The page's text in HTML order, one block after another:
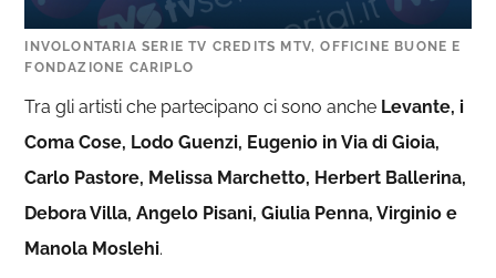
INVOLONTARIA SERIE TV CREDITS MTV, OFFICINE BUONE E
FONDAZIONE CARIPLO
Tra gli artisti che partecipano ci sono anche Levante, i
Coma Cose, Lodo Guenzi, Eugenio in Via di Gioia,
Carlo Pastore, Melissa Marchetto, Herbert Ballerina,
Debora Villa, Angelo Pisani, Giulia Penna, Virginio e
Manola Moslehi.